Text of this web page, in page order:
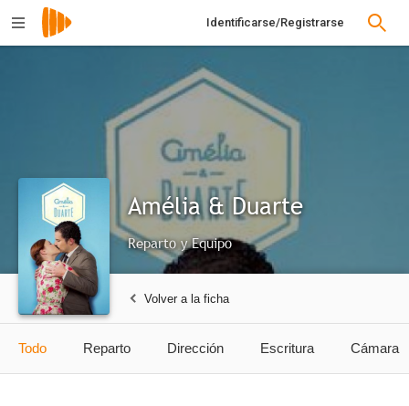
Identificarse/Registrarse
Amélia & Duarte
Reparto y Equipo
Volver a la ficha
Todo Reparto Dirección Escritura Cámara